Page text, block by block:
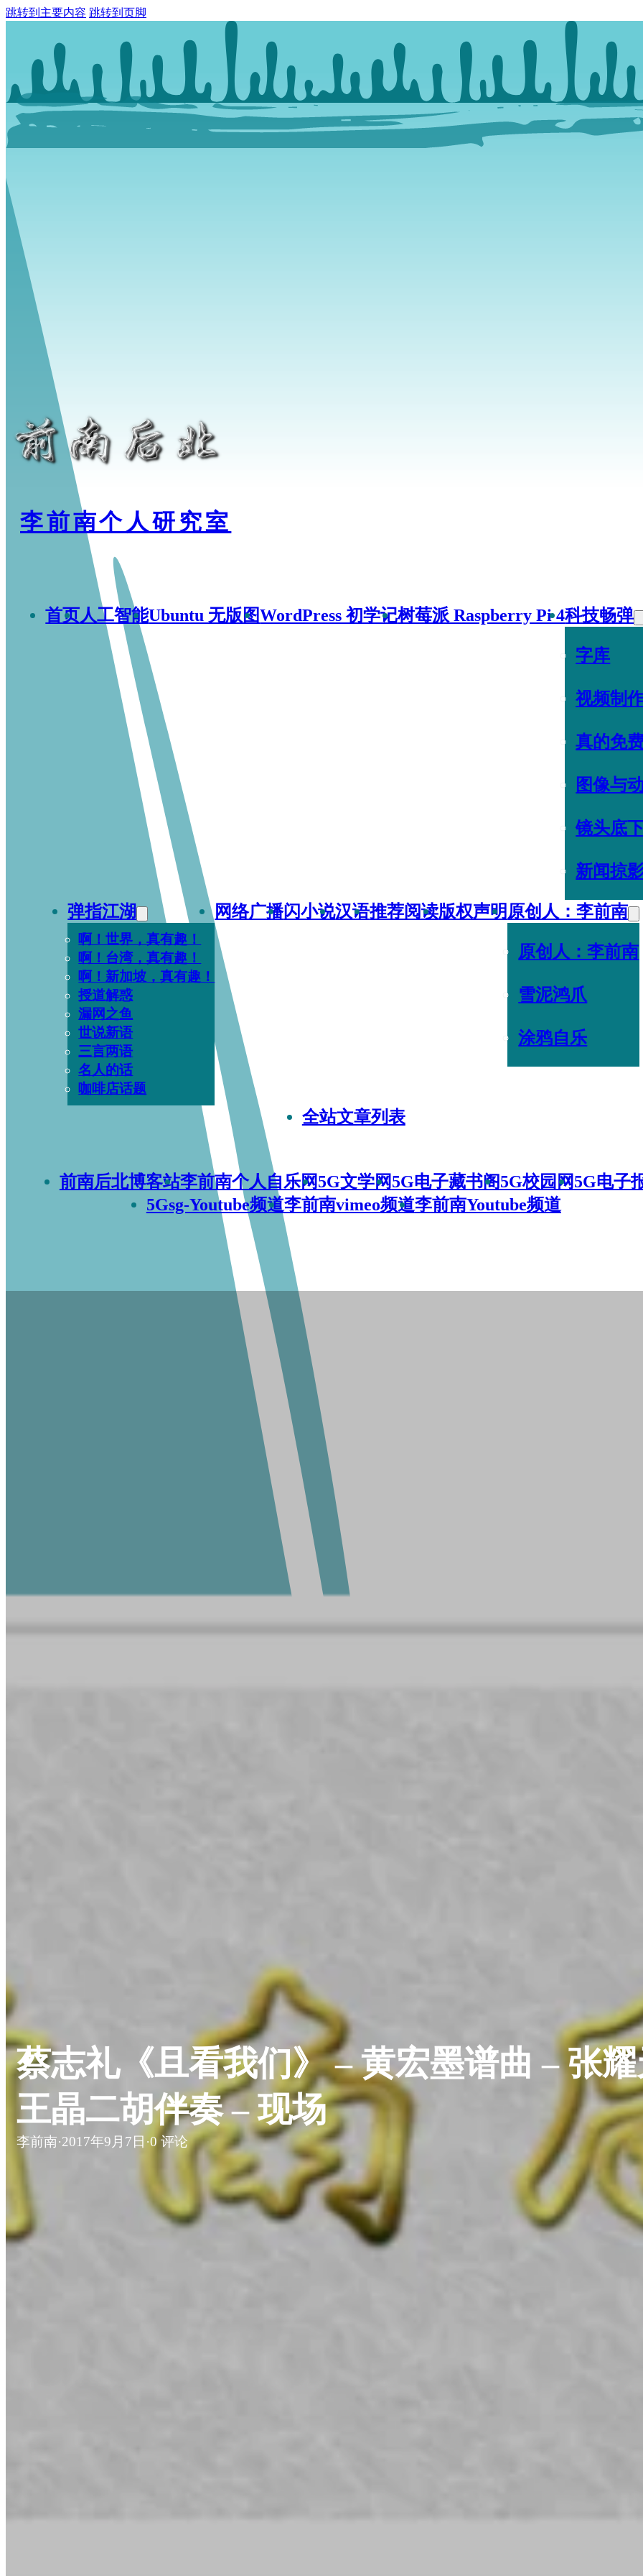
跳转到主要内容 跳转到页脚
李前南个人研究室
首页人工智能Ubuntu 无版图WordPress 初学记树莓派 Raspberry Pi 4科技畅弹
字库
视频制
真的免
图像与
镜头底
新闻掠
弹指江湖
啊！世界，真有趣！
啊！台湾，真有趣！
啊！新加坡，真有趣！
授道解惑
漏网之鱼
世说新语
三言两语
名人的话
咖啡店话题
网络广播闪小说汉语推荐阅读版权声明 原创人：李前南
原创人：李前南
雪泥鸿爪
涂鸦自乐
全站文章列表
前南后北博客站李前南个人自乐网5G文学网5G电子藏书阁5G校园网5G电子
5Gsg-Youtube频道李前南vimeo频道李前南Youtube频道
蔡志礼《且看我们》 – 黄宏墨谱曲 – 张
王晶二胡伴奏 – 现场
李前南·2017年9月7日 ·0 评论